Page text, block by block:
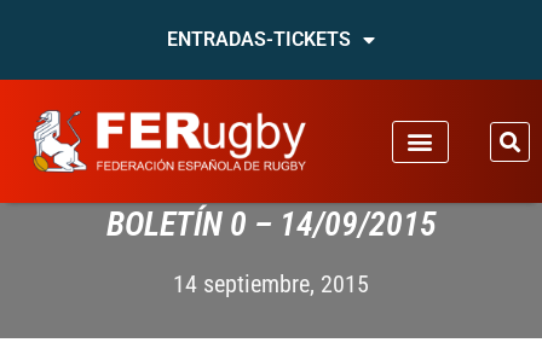
ENTRADAS-TICKETS
BOLETÍN 0 – 14/09/2015
14 septiembre, 2015